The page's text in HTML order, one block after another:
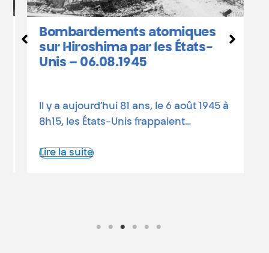
Bombardements atomiques
sur Hiroshima par les États-
Unis – 06.08.1945
Il y a aujourd’hui 81 ans, le 6 août 1945 à
8h15, les États-Unis frappaient…
Lire la suite